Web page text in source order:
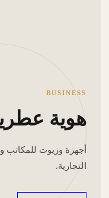
BUSINESS
هوية
أجهزة وزيوت للمكاتب
التجارية.